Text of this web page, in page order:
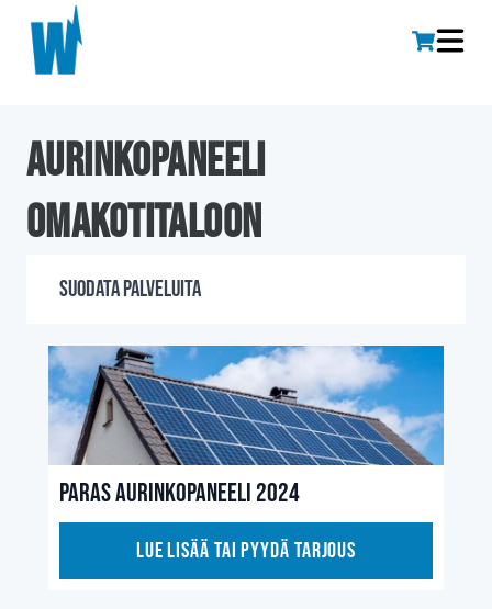
aurinkopaneeli
omakotitaloon
Suodata palveluita
Paras aurinkopaneeli 2024
Lue lisää tai pyydä tarjous